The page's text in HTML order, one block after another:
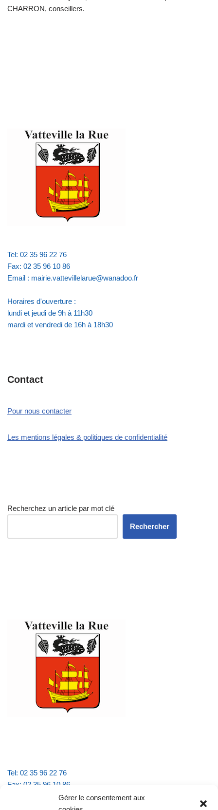
Gérer le consentement aux
CHARRON, conseillers.
Tel: 02 35 96 22 76
Fax: 02 35 96 10 86
Email : mairie.vattevillelarue@wanadoo.fr
Horaires d'ouverture :
lundi et jeudi de 9h à 11h30
mardi et vendredi de 16h à 18h30
Contact
Pour nous contacter
Les mentions légales & politiques de confidentialité
Recherchez un article par mot clé
Rechercher
Tel: 02 35 96 22 76
Fax: 02 35 96 10 86
Email : mairie.vattevillelarue@wanadoo.fr